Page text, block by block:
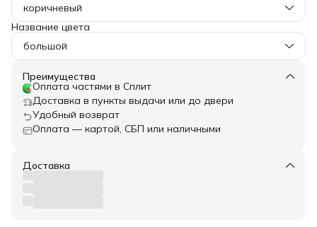
коричневый
Название цвета
большой
Преимущества
Оплата частями в Сплит
Доставка в пункты выдачи или до двери
Удобный возврат
Оплата — картой, СБП или наличными
Доставка